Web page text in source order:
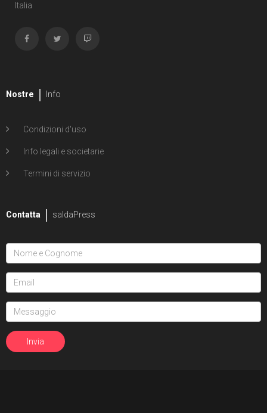
Italia
Nostre Info
Condizioni d'uso
Info legali e societarie
Termini di servizio
Contatta saldaPress